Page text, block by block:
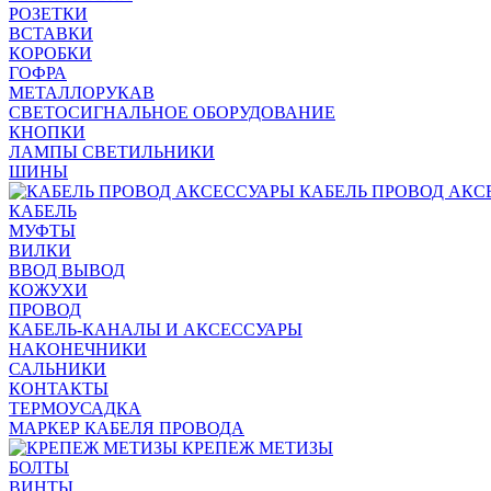
РОЗЕТКИ
ВСТАВКИ
КОРОБКИ
ГОФРА
МЕТАЛЛОРУКАВ
СВЕТОСИГНАЛЬНОЕ ОБОРУДОВАНИЕ
КНОПКИ
ЛАМПЫ СВЕТИЛЬНИКИ
ШИНЫ
КАБЕЛЬ ПРОВОД
КАБЕЛЬ
МУФТЫ
ВИЛКИ
ВВОД ВЫВОД
КОЖУХИ
ПРОВОД
КАБЕЛЬ-КАНАЛЫ И АКСЕССУАРЫ
НАКОНЕЧНИКИ
САЛЬНИКИ
КОНТАКТЫ
ТЕРМОУСАДКА
МАРКЕР КАБЕЛЯ ПРОВОДА
КРЕПЕЖ МЕТИЗЫ
БОЛТЫ
ВИНТЫ